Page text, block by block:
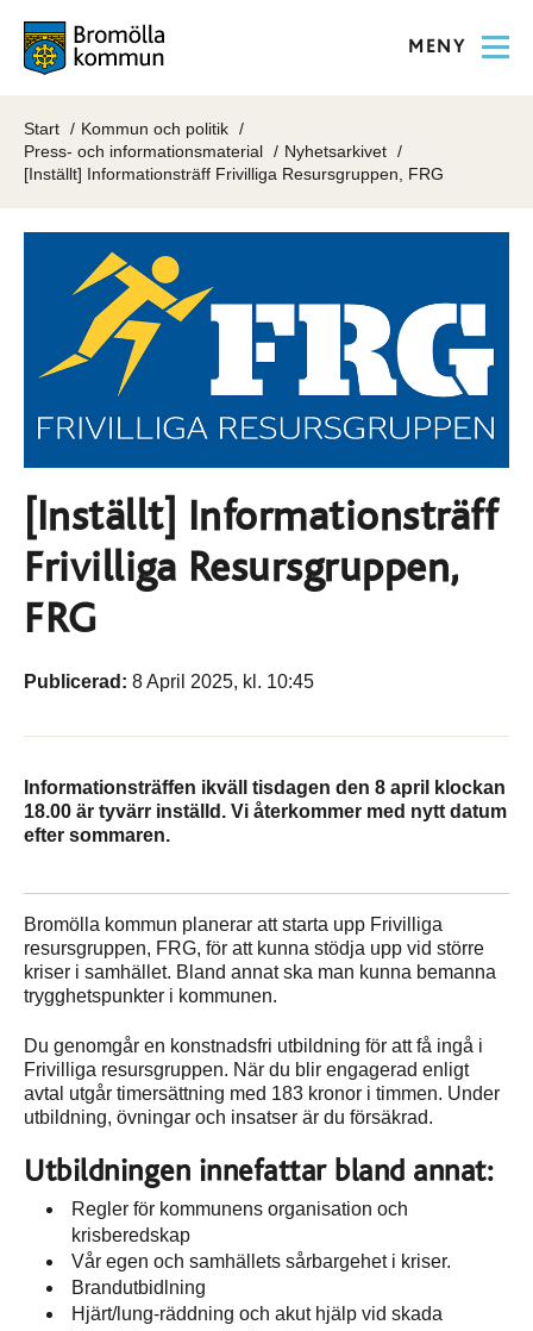
MENY
Start
Kommun och politik
Press- och informationsmaterial
Nyhetsarkivet
[Inställt] Informationsträff Frivilliga Resursgruppen, FRG
[Inställt] Informationsträff
Frivilliga Resursgruppen,
FRG
Publicerad: 8 April 2025, kl. 10:45
Informationsträffen ikväll tisdagen den 8 april klockan
18.00 är tyvärr inställd. Vi återkommer med nytt datum
efter sommaren.
Bromölla kommun planerar att starta upp Frivilliga
resursgruppen, FRG, för att kunna stödja upp vid större
kriser i samhället. Bland annat ska man kunna bemanna
trygghetspunkter i kommunen.
Du genomgår en konstnadsfri utbildning för att få ingå i
Frivilliga resursgruppen. När du blir engagerad enligt
avtal utgår timersättning med 183 kronor i timmen. Under
utbildning, övningar och insatser är du försäkrad.
Utbildningen innefattar bland annat:
Regler för kommunens organisation och
krisberedskap
Vår egen och samhällets sårbargehet i kriser.
Brandutbidlning
Hjärt/lung-räddning och akut hjälp vid skada